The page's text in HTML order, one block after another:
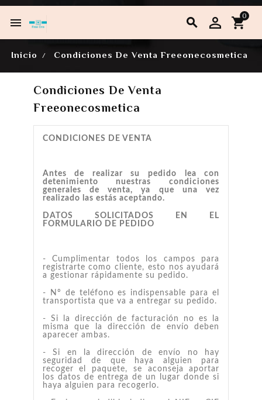

 0
Inicio Condiciones De Venta Freeonecosmetica
Condiciones De Venta
Freeonecosmetica
CONDICIONES DE VENTA
Antes de realizar su pedido lea con
detenimiento nuestras condiciones
generales de venta, ya que una vez
realizado las estás aceptando.
DATOS SOLICITADOS EN EL
FORMULARIO DE PEDIDO
- Cumplimentar todos los campos para
registrarte como cliente, esto nos ayudará
a gestionar rápidamente su pedido.
- Nº de teléfono es indispensable para el
transportista que va a entregar su pedido.
- Si la dirección de facturación no es la
misma que la dirección de envío deben
aparecer ambas.
- Si en la dirección de envío no hay
seguridad de que haya alguien para
recoger el paquete, se aconseja aportar
los datos de entrega de un lugar donde si
haya alguien para recogerlo.